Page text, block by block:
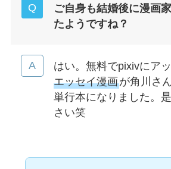
ご自身も結婚後に漫画
たようですね？
はい。無料でpixivにア
エッセイ漫画が角川さ
単行本になりました。
さい笑